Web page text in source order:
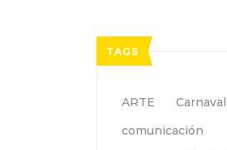
TAGS
ARTE Carnaval
comunicación